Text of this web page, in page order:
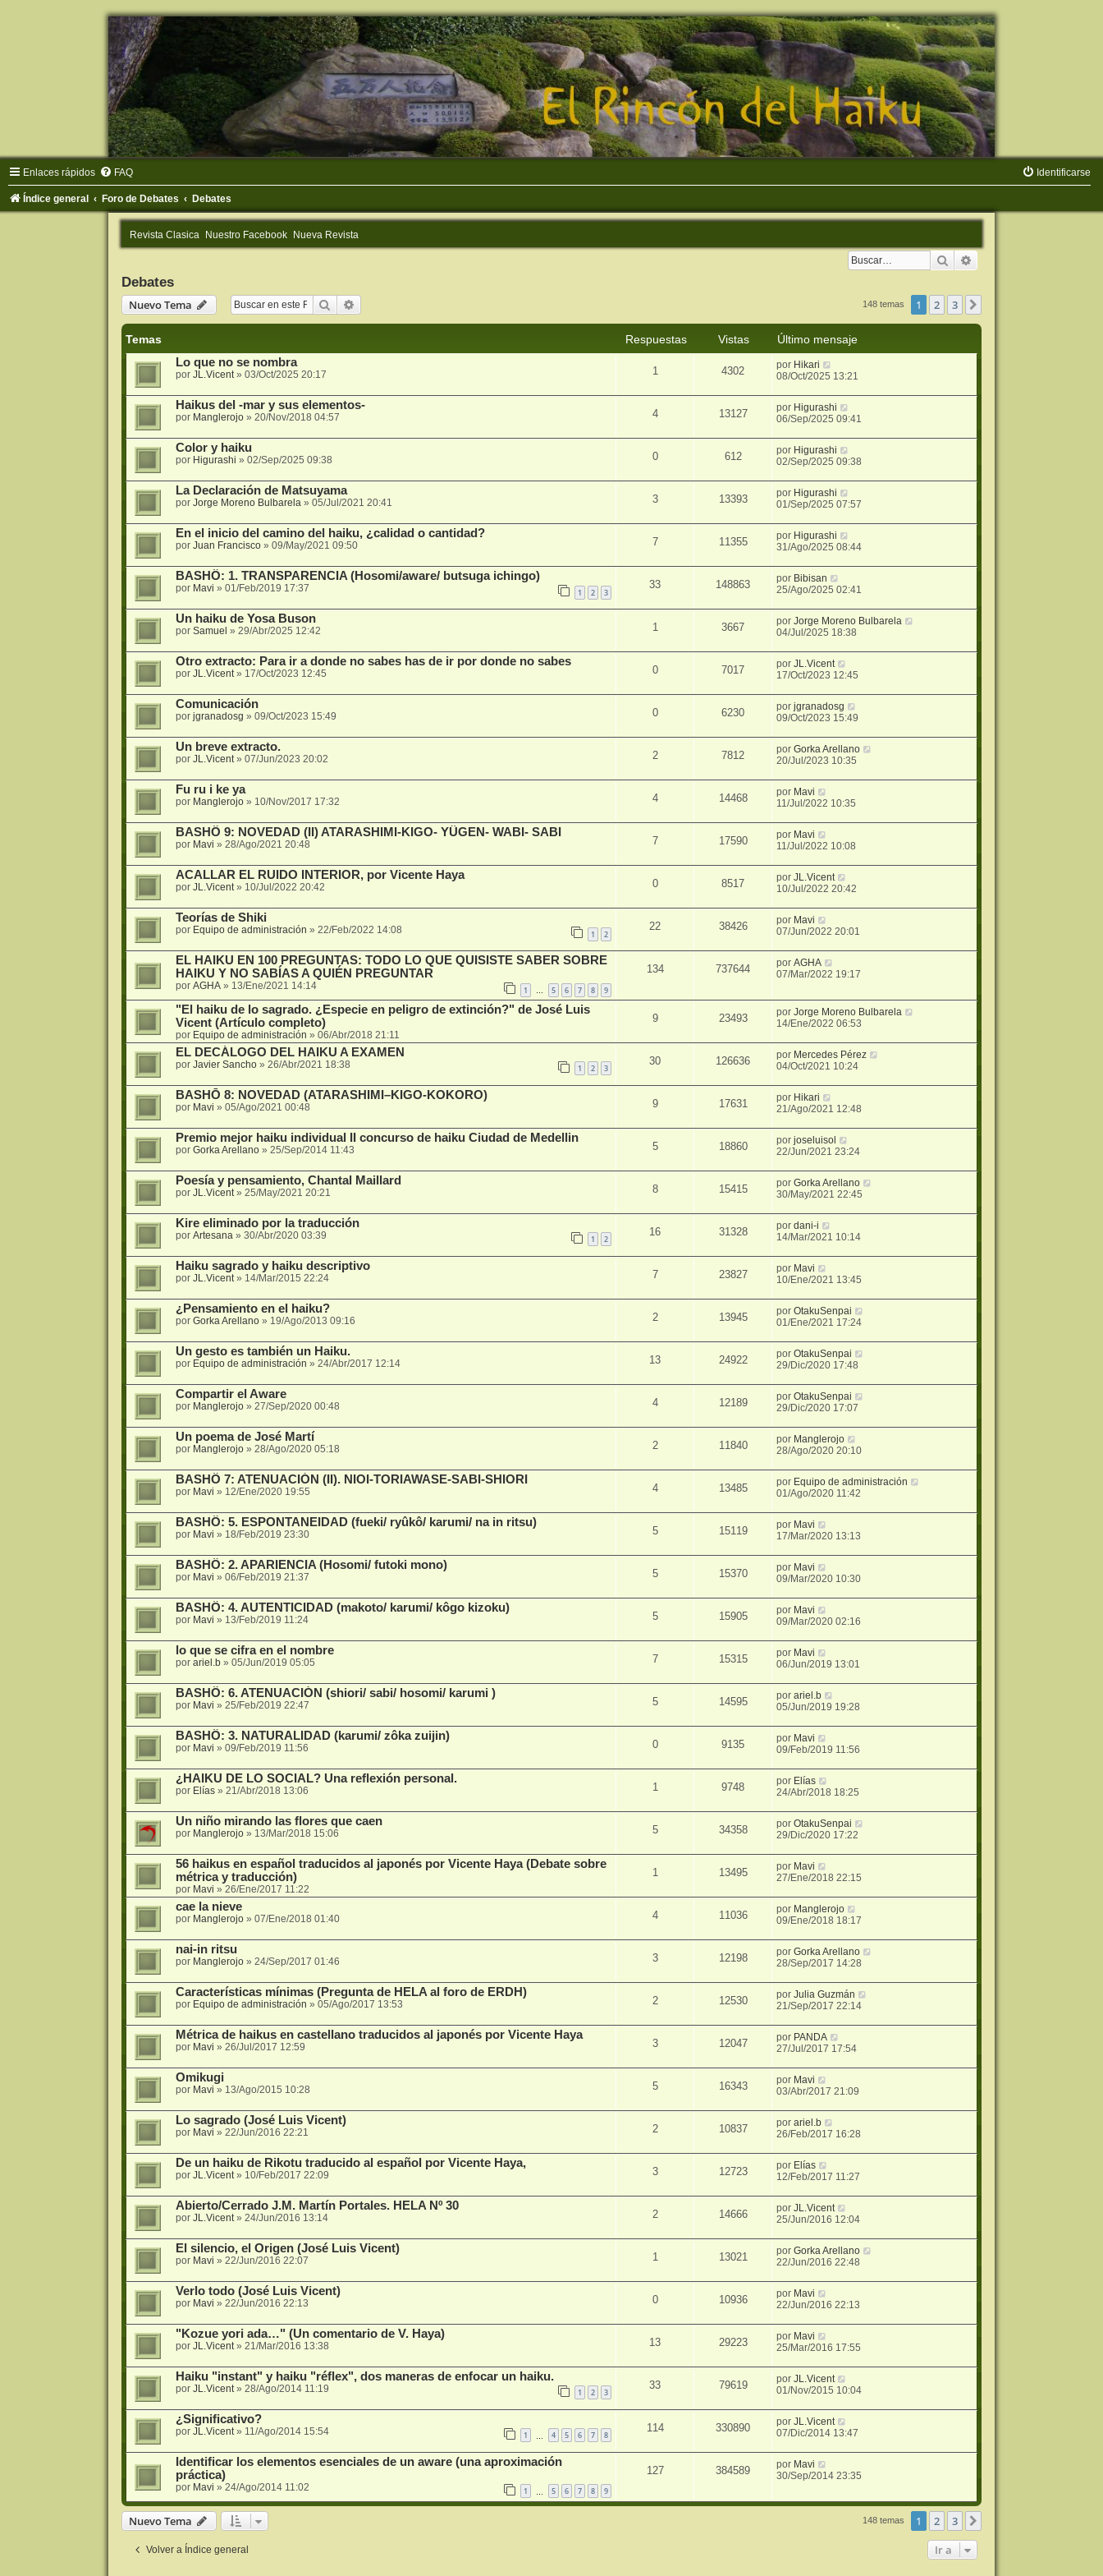
Enlaces rápidos FAQ Identificarse
Índice general Foro de Debates Debates
Revista Clasica Nuestro Facebook Nueva Revista
Buscar
Debates
Nuevo Tema
Buscar 148 temas 1 2 3
Temas Respuestas Vistas
Último mensaje
Lo que no se nombra
por JL.Vicent» 03/Oct/2025 20:17 1 4302 por Hikari
08/Oct/2025 13:21
Haikus del -mar y sus elementos-
por Manglerojo» 20/Nov/2018 04:57 4 13127 por Higurashi
06/Sep/2025 09:41
Color y haiku
por Higurashi » 02/Sep/2025 09:38 0 612 por Higurashi
02/Sep/2025 09:38
La Declaración de Matsuyama
por Jorge Moreno Bulbarela» 05/Jul/2021 20:41 3 13393 por Higurashi
01/Sep/2025 07:57
En el inicio del camino del haiku, ¿calidad o cantidad?
por Juan Francisco» 09/May/2021 09:50 7 11355 por Higurashi
31/Ago/2025 08:44
BASHÔ: 1. TRANSPARENCIA (Hosomi/aware/ butsuga ichingo)
por Mavi » 01/Feb/2019 17:37 1 2 3
33 148863 por Bibisan
25/Ago/2025 02:41
Un haiku de Yosa Buson
por Samuel » 29/Abr/2025 12:42 1 3667 porJorge Moreno Bulbarela
04/Jul/2025 18:38
Otro extracto: Para ir a donde no sabes has de ir por donde no sabes
por JL.Vicent» 17/Oct/2023 12:45 0 7017 porJL.Vicent
17/Oct/2023 12:45
Comunicación
por jgranadosg » 09/Oct/2023 15:49 0 6230 porjgranadosg
09/Oct/2023 15:49
Un breve extracto.
por JL.Vicent» 07/Jun/2023 20:02 2 7812 porGorka Arellano
20/Jul/2023 10:35
Fu ru i ke ya
por Manglerojo» 10/Nov/2017 17:32 4 14468 por Mavi
11/Jul/2022 10:35
BASHÔ 9: NOVEDAD (II) ATARASHIMI-KIGO- YÛGEN- WABI- SABI
por Mavi » 28/Ago/2021 20:48 7 17590 por Mavi
11/Jul/2022 10:08
ACALLAR EL RUIDO INTERIOR, por Vicente Haya
por JL.Vicent» 10/Jul/2022 20:42 0 8517 porJL.Vicent
10/Jul/2022 20:42
Teorías de Shiki
por Equipo de administración » 22/Feb/2022 14:08 1 2
22 38426 por Mavi
07/Jun/2022 20:01
EL HAIKU EN 100 PREGUNTAS: TODO LO QUE QUISISTE SABER SOBRE
HAIKU Y NO SABÍAS A QUIÉN PREGUNTAR
por AGHA» 13/Ene/2021 14:14 1 5 6 7 8 9
134 737644 porAGHA
07/Mar/2022 19:17
"El haiku de lo sagrado. ¿Especie en peligro de extinción?" de José Luis
Vicent (Artículo completo)
por Equipo de administración » 06/Abr/2018 21:11
9 23493 porJorge Moreno Bulbarela
14/Ene/2022 06:53
EL DECÁLOGO DEL HAIKU A EXAMEN
por Javier Sancho» 26/Abr/2021 18:38 1 2 3
30 126636 por Mercedes Pérez
04/Oct/2021 10:24
BASHŌ 8: NOVEDAD (ATARASHIMI–KIGO-KOKORO)
por Mavi » 05/Ago/2021 00:48 9 17631 por Hikari
21/Ago/2021 12:48
Premio mejor haiku individual II concurso de haiku Ciudad de Medellin
por Gorka Arellano» 25/Sep/2014 11:43 5 18860 porjoseluisol
22/Jun/2021 23:24
Poesía y pensamiento, Chantal Maillard
por JL.Vicent» 25/May/2021 20:21 8 15415 porGorka Arellano
30/May/2021 22:45
Kire eliminado por la traducción
por Artesana» 30/Abr/2020 03:39 1 2
16 31328 pordani-i
14/Mar/2021 10:14
Haiku sagrado y haiku descriptivo
por JL.Vicent» 14/Mar/2015 22:24 7 23827 por Mavi
10/Ene/2021 13:45
¿Pensamiento en el haiku?
por Gorka Arellano» 19/Ago/2013 09:16 2 13945 porOtakuSenpai
01/Ene/2021 17:24
Un gesto es también un Haiku.
por Equipo de administración » 24/Abr/2017 12:14 13 24922 porOtakuSenpai
29/Dic/2020 17:48
Compartir el Aware
por Manglerojo» 27/Sep/2020 00:48 4 12189 porOtakuSenpai
29/Dic/2020 17:07
Un poema de José Martí
por Manglerojo» 28/Ago/2020 05:18 2 11840 por Manglerojo
28/Ago/2020 20:10
BASHÔ 7: ATENUACIÓN (II). NIOI-TORIAWASE-SABI-SHIORI
por Mavi » 12/Ene/2020 19:55 4 13485 por Equipo de administración
01/Ago/2020 11:42
BASHÔ: 5. ESPONTANEIDAD (fueki/ ryûkô/ karumi/ na in ritsu)
por Mavi » 18/Feb/2019 23:30 5 15119 por Mavi
17/Mar/2020 13:13
BASHÔ: 2. APARIENCIA (Hosomi/ futoki mono)
por Mavi » 06/Feb/2019 21:37 5 15370 por Mavi
09/Mar/2020 10:30
BASHÔ: 4. AUTENTICIDAD (makoto/ karumi/ kôgo kizoku)
por Mavi » 13/Feb/2019 11:24 5 15905 por Mavi
09/Mar/2020 02:16
lo que se cifra en el nombre
por ariel.b» 05/Jun/2019 05:05 7 15315 por Mavi
06/Jun/2019 13:01
BASHÔ: 6. ATENUACIÓN (shiori/ sabi/ hosomi/ karumi )
por Mavi » 25/Feb/2019 22:47 5 14595 porariel.b
05/Jun/2019 19:28
BASHÔ: 3. NATURALIDAD (karumi/ zôka zuijin)
por Mavi » 09/Feb/2019 11:56 0 9135 por Mavi
09/Feb/2019 11:56
¿HAIKU DE LO SOCIAL? Una reflexión personal.
por Elías» 21/Abr/2018 13:06 1 9748 por Elías
24/Abr/2018 18:25
Un niño mirando las flores que caen
por Manglerojo» 13/Mar/2018 15:06 5 34358 porOtakuSenpai
29/Dic/2020 17:22
56 haikus en español traducidos al japonés por Vicente Haya (Debate sobre
métrica y traducción)
por Mavi » 26/Ene/2017 11:22
1 13495 por Mavi
27/Ene/2018 22:15
cae la nieve
por Manglerojo» 07/Ene/2018 01:40 4 11036 por Manglerojo
09/Ene/2018 18:17
nai-in ritsu
por Manglerojo» 24/Sep/2017 01:46 3 12198 porGorka Arellano
28/Sep/2017 14:28
Características mínimas (Pregunta de HELA al foro de ERDH)
por Equipo de administración » 05/Ago/2017 13:53 2 12530 porJulia Guzmán
21/Sep/2017 22:14
Métrica de haikus en castellano traducidos al japonés por Vicente Haya
por Mavi » 26/Jul/2017 12:59 3 12047 por PANDA
27/Jul/2017 17:54
Omikugi
por Mavi » 13/Ago/2015 10:28 5 16343 por Mavi
03/Abr/2017 21:09
Lo sagrado (José Luis Vicent)
por Mavi » 22/Jun/2016 22:21 2 10837 porariel.b
26/Feb/2017 16:28
De un haiku de Rikotu traducido al español por Vicente Haya,
por JL.Vicent» 10/Feb/2017 22:09 3 12723 por Elías
12/Feb/2017 11:27
Abierto/Cerrado J.M. Martín Portales. HELA Nº 30
por JL.Vicent» 24/Jun/2016 13:14 2 14666 porJL.Vicent
25/Jun/2016 12:04
El silencio, el Origen (José Luis Vicent)
por Mavi » 22/Jun/2016 22:07 1 13021 porGorka Arellano
22/Jun/2016 22:48
Verlo todo (José Luis Vicent)
por Mavi » 22/Jun/2016 22:13 0 10936 por Mavi
22/Jun/2016 22:13
"Kozue yori ada…" (Un comentario de V. Haya)
por JL.Vicent» 21/Mar/2016 13:38 13 29223 por Mavi
25/Mar/2016 17:55
Haiku "instant" y haiku "réflex", dos maneras de enfocar un haiku.
por JL.Vicent» 28/Ago/2014 11:19 1 2 3
33 79619 porJL.Vicent
01/Nov/2015 10:04
¿Significativo?
por JL.Vicent» 11/Ago/2014 15:54 1 4 5 6 7 8
114 330890 porJL.Vicent
07/Dic/2014 13:47
Identificar los elementos esenciales de un aware (una aproximación
práctica)
por Mavi » 24/Ago/2014 11:02 1 5 6 7 8 9
127 384589 por Mavi
30/Sep/2014 23:35
Nuevo Tema 148 temas 1 2 3
Volver a Índice general Ir a